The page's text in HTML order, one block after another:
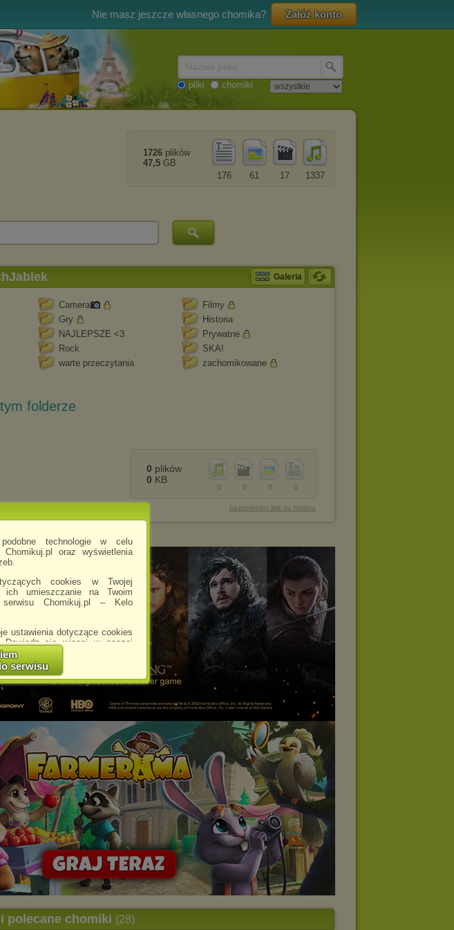
technologie w celu
oraz wyświetlenia
cookies w Twojej
ich umieszczanie na Twoim
serwisu Chomikuj.pl – Kelo
ustawienia dotyczące cookies
Dowiedz się więcej w naszej
PolitykaPrywatnosci.aspx
ustawień przeglądarki może
ze strony Chomikuj.pl.
akceptację cookies niestety
Zaufanych Partnerów
analiza skuteczności działań
wyświetlana Ci reklama nie
a będzie to reklama
przeglądarki internetowej w
plików cookies na
usunąć pliki cookies,
ustawieniach przeglądarki
znajdziesz pod adresem
.
serwisu
Nie masz jeszcze własnego chomika? Załóż konto
pliki chomiki
1337
17
61
176
1726 plików
47,5 GB
Galeria
Camera
Filmy
Gry
Historia
NAJLEPSZE <3
Prywatne
Rock
SKA!
warte przeczytania
zachomikowane
folderze
0
0
0
0
0 plików
0 KB
bezpośredni link do folderu
polecane chomiki (28)